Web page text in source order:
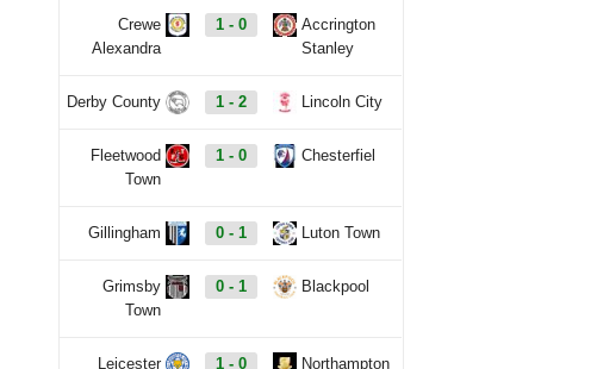
Crewe
Alexandra
1 - 0
Accrington
Stanley
Derby County 1 - 2 Lincoln City
Fleetwood
Town
1 - 0 Chesterfiel
Gillingham 0 - 1 Luton Town
Grimsby
Town
0 - 1 Blackpool
Leicester 1 - 0
Northampton